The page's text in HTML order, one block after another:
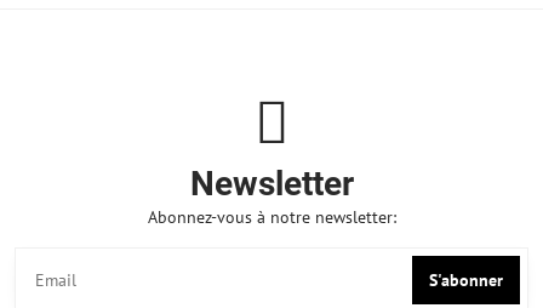
Newsletter
Abonnez-vous à notre newsletter:
S'abonner